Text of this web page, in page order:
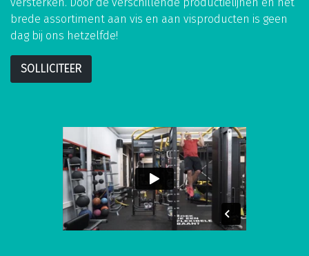
brede assortiment aan vis en aan visproducten is geen
dag bij ons hetzelfde!
SOLLICITEER